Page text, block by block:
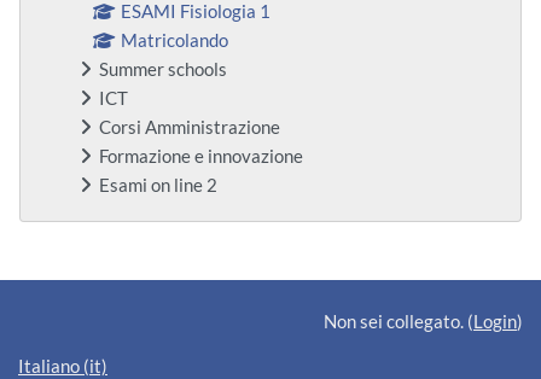
ESAMI Fisiologia 1
Matricolando
Summer schools
ICT
Corsi Amministrazione
Formazione e innovazione
Esami on line 2
Blocchi supplementari
Non sei collegato. (Login)
Italiano ‎(it)‎